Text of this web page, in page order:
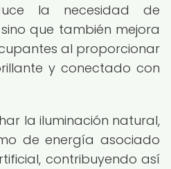
la necesidad de
que también mejora
al proporcionar
y conectado con
la iluminación natural,
de energía asociado
contribuyendo así